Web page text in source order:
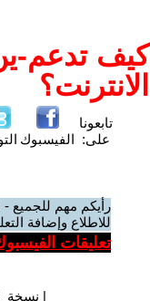
كيف تدعم-
الانترنت؟
تابعونا
على: الفيسبوك
رأيكم مهم للجميع
للاطلاع وإضافة
تعليقات
| نسخة